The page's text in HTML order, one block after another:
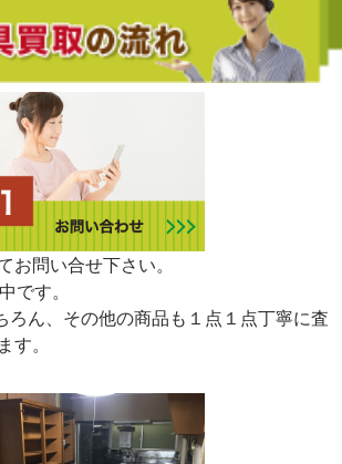
お問い合せ下さい。
です。
ろん、その他の商品も１点１点丁寧に査
す。